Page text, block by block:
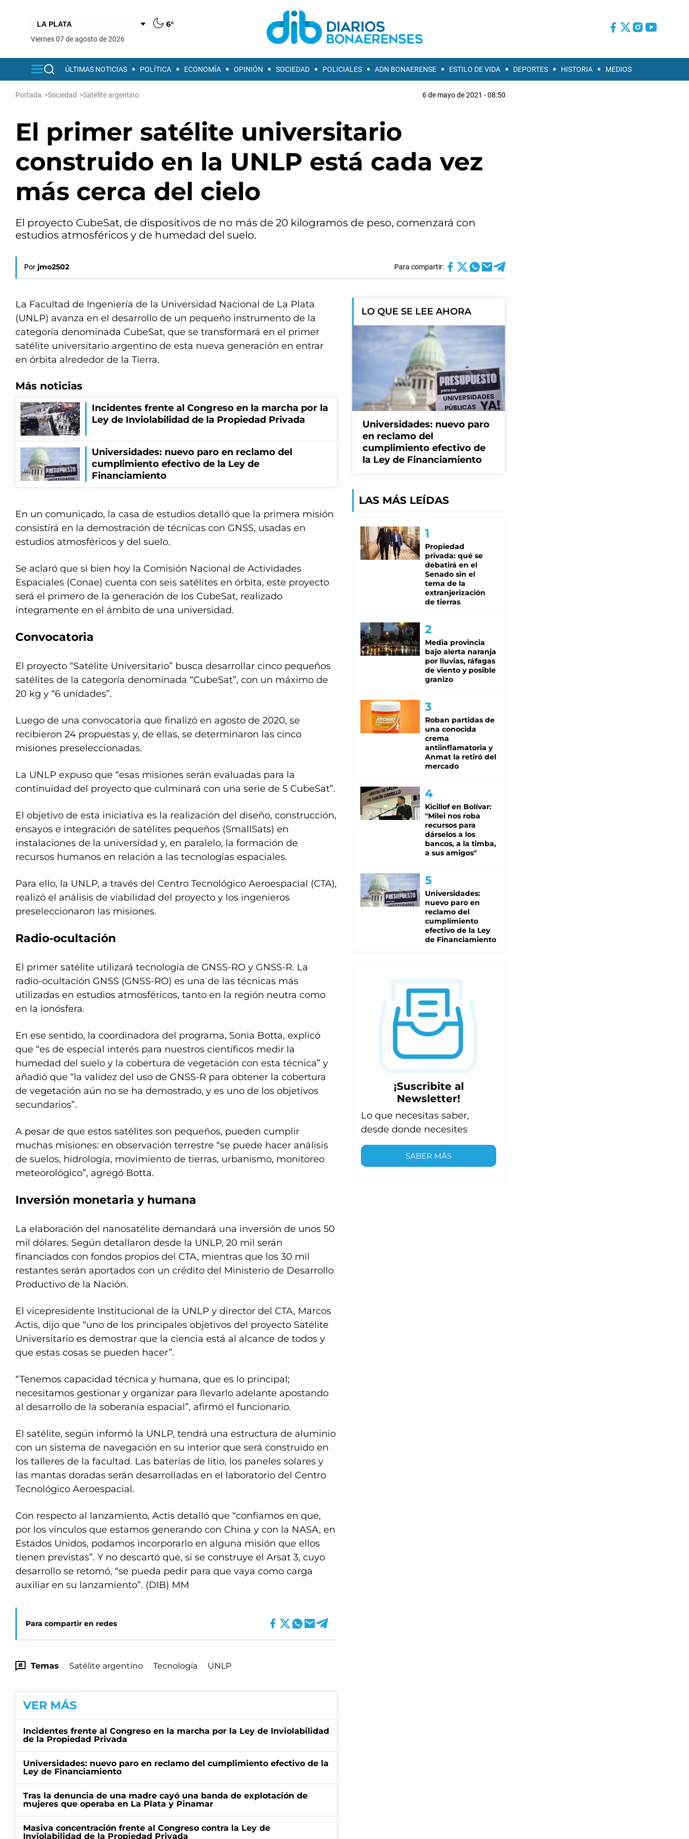
6°
viernes 07 de agosto de 2026
ÚLTIMAS NOTICIAS POLÍTICA ECONOMÍA OPINIÓN SOCIEDAD POLICIALES ADN BONAERENSE ESTILO DE VIDA DEPORTES HISTORIA MEDIOS
Portada >Sociedad >Satélite argentino 6 de mayo de 2021 - 08:50
El primer satélite universitario
construido en la UNLP está cada vez
más cerca del cielo
El proyecto CubeSat, de dispositivos de no más de 20 kilogramos de peso, comenzará con
estudios atmosféricos y de humedad del suelo.
Por jmo2502 Para compartir:
La Facultad de Ingeniería de la Universidad Nacional de La Plata
(UNLP) avanza en el desarrollo de un pequeño instrumento de la
categoría denominada CubeSat, que se transformará en el primer
satélite universitario argentino de esta nueva generación en entrar
en órbita alrededor de la Tierra.
Más noticias
Incidentes frente al Congreso en la marcha por la
Ley de Inviolabilidad de la Propiedad Privada
Universidades: nuevo paro en reclamo del
cumplimiento efectivo de la Ley de
Financiamiento
En un comunicado, la casa de estudios detalló que la primera misión
consistirá en la demostración de técnicas con GNSS, usadas en
estudios atmosféricos y del suelo.
Se aclaró que si bien hoy la Comisión Nacional de Actividades
Espaciales (Conae) cuenta con seis satélites en órbita, este proyecto
será el primero de la generación de los CubeSat, realizado
íntegramente en el ámbito de una universidad.
Convocatoria
El proyecto “Satélite Universitario” busca desarrollar cinco pequeños
satélites de la categoría denominada “CubeSat”, con un máximo de
20 kg y “6 unidades”.
Luego de una convocatoria que finalizó en agosto de 2020, se
recibieron 24 propuestas y, de ellas, se determinaron las cinco
misiones preseleccionadas.
La UNLP expuso que “esas misiones serán evaluadas para la
continuidad del proyecto que culminará con una serie de 5 CubeSat”.
El objetivo de esta iniciativa es la realización del diseño, construcción,
ensayos e integración de satélites pequeños (SmallSats) en
instalaciones de la universidad y, en paralelo, la formación de
recursos humanos en relación a las tecnologías espaciales.
Para ello, la UNLP, a través del Centro Tecnológico Aeroespacial (CTA),
realizó el análisis de viabilidad del proyecto y los ingenieros
preseleccionaron las misiones.
Radio-ocultación
El primer satélite utilizará tecnología de GNSS-RO y GNSS-R. La
radio-ocultación GNSS (GNSS-RO) es una de las técnicas más
utilizadas en estudios atmosféricos, tanto en la región neutra como
en la ionósfera.
En ese sentido, la coordinadora del programa, Sonia Botta, explicó
que “es de especial interés para nuestros científicos medir la
humedad del suelo y la cobertura de vegetación con esta técnica” y
añadió que “la validez del uso de GNSS-R para obtener la cobertura
de vegetación aún no se ha demostrado, y es uno de los objetivos
secundarios”.
A pesar de que estos satélites son pequeños, pueden cumplir
muchas misiones: en observación terrestre “se puede hacer análisis
de suelos, hidrología, movimiento de tierras, urbanismo, monitoreo
meteorológico”, agregó Botta.
Inversión monetaria y humana
La elaboración del nanosatélite demandará una inversión de unos 50
mil dólares. Según detallaron desde la UNLP, 20 mil serán
financiados con fondos propios del CTA, mientras que los 30 mil
restantes serán aportados con un crédito del Ministerio de Desarrollo
Productivo de la Nación.
El vicepresidente Institucional de la UNLP y director del CTA, Marcos
Actis, dijo que “uno de los principales objetivos del proyecto Satélite
Universitario es demostrar que la ciencia está al alcance de todos y
que estas cosas se pueden hacer”.
“Tenemos capacidad técnica y humana, que es lo principal;
necesitamos gestionar y organizar para llevarlo adelante apostando
al desarrollo de la soberanía espacial”, afirmó el funcionario.
El satélite, según informó la UNLP, tendrá una estructura de aluminio
con un sistema de navegación en su interior que será construido en
los talleres de la facultad. Las baterías de litio, los paneles solares y
las mantas doradas serán desarrolladas en el laboratorio del Centro
Tecnológico Aeroespacial.
Con respecto al lanzamiento, Actis detalló que “confiamos en que,
por los vínculos que estamos generando con China y con la NASA, en
Estados Unidos, podamos incorporarlo en alguna misión que ellos
tienen previstas”. Y no descartó que, si se construye el Arsat 3, cuyo
desarrollo se retomó, “se pueda pedir para que vaya como carga
auxiliar en su lanzamiento”. (DIB) MM
Para compartir en redes
Temas Satélite argentino Tecnología UNLP
VER MÁS
Incidentes frente al Congreso en la marcha por la Ley de Inviolabilidad
de la Propiedad Privada
Universidades: nuevo paro en reclamo del cumplimiento efectivo de la
Ley de Financiamiento
Tras la denuncia de una madre cayó una banda de explotación de
mujeres que operaba en La Plata y Pinamar
Masiva concentración frente al Congreso contra la Ley de
Inviolabilidad de la Propiedad Privada
LO QUE SE LEE AHORA
Universidades: nuevo paro
en reclamo del
cumplimiento efectivo de
la Ley de Financiamiento
LAS MÁS LEÍDAS
Propiedad
privada: qué se
debatirá en el
Senado sin el
tema de la
extranjerización
de tierras
Media provincia
bajo alerta naranja
por lluvias, ráfagas
de viento y posible
granizo
Roban partidas de
una conocida
crema
antiinflamatoria y
Anmat la retiró del
mercado
Kicillof en Bolívar:
"Milei nos roba
recursos para
dárselos a los
bancos, a la timba,
a sus amigos"
Universidades:
nuevo paro en
reclamo del
cumplimiento
efectivo de la Ley
de Financiamiento
¡Suscribite al
Newsletter!
Lo que necesitas saber,
desde donde necesites
SABER MÁS